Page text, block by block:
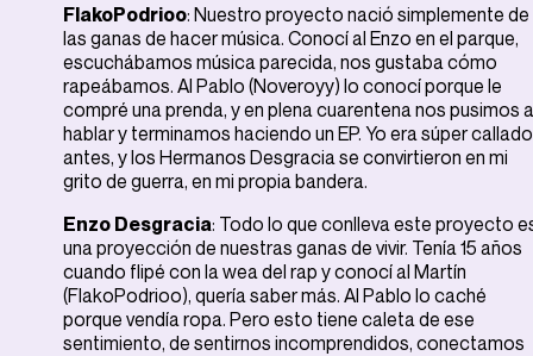
FlakoPodrioo: Nuestro proyecto nació simplemente de
las ganas de hacer música. Conocí al Enzo en el parque,
escuchábamos música parecida, nos gustaba cómo
rapeábamos. Al Pablo (Noveroyy) lo conocí porque le
compré una prenda, y en plena cuarentena nos pusimos a
hablar y terminamos haciendo un EP. Yo era súper callado
antes, y los Hermanos Desgracia se convirtieron en mi
grito de guerra, en mi propia bandera.
Enzo Desgracia: Todo lo que conlleva este proyecto
una proyección de nuestras ganas de vivir. Tenía 15 años
cuando flipé con la wea del rap y conocí al Martín
(FlakoPodrioo), quería saber más. Al Pablo lo caché
porque vendía ropa. Pero esto tiene caleta de ese
sentimiento, de sentirnos incomprendidos, conectamos